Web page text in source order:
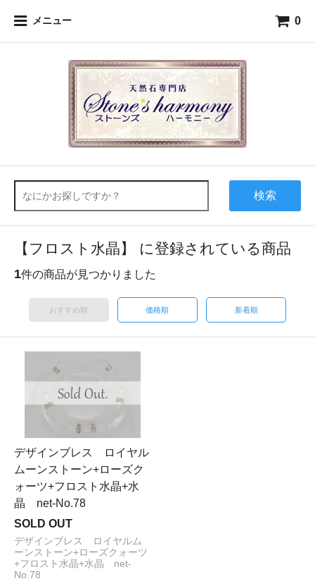
メニュー 0
検索
【フロスト水晶】 に登録されている商品
1件の商品が見つかりました
おすすめ順 価格順 新着順
デザインブレス ロイヤル
ムーンストーン+ローズク
ォーツ+フロスト水晶+水
晶 net-No.78
SOLD OUT
デザインブレス ロイヤルム
ーンストーン+ローズクォーツ
+フロスト水晶+水晶 net-
No.78